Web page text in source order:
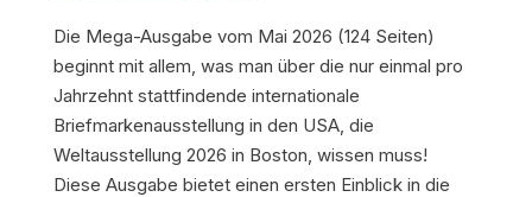
Die Mega-Ausgabe vom Mai 2026 (124 Seiten)
beginnt mit allem, was man über die nur einmal pro
Jahrzehnt stattfindende internationale
Briefmarkenausstellung in den USA, die
Weltausstellung 2026 in Boston, wissen muss!
Diese Ausgabe bietet einen ersten Einblick in die